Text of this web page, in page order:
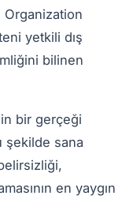
Organization
yetkili dış
bilinen
bir gerçeği
şekilde sana
en yaygın